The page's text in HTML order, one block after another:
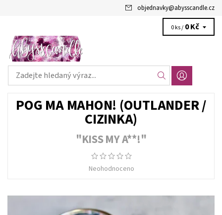
objednavky@abysscandle.cz
0 ks / 0 Kč
POG MA MAHON! (OUTLANDER /
CIZINKA)
"KISS MY A**!"
Neohodnoceno